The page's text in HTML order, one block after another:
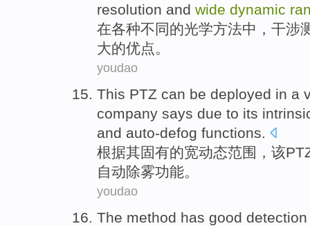
resolution and wide dynamic
在各种不同的光学方法中 ， 干涉
大的优点。
youdao
This PTZ can be deployed in a
company says due to its
and auto-defog functions.
根据其固有的宽动态范围 ， 该
自动除雾功能。
youdao
The method has good detection